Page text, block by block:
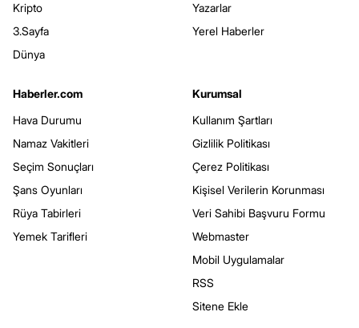
Kripto
3.Sayfa
Dünya
Yazarlar
Yerel Haberler
Haberler.com
Hava Durumu
Namaz Vakitleri
Seçim Sonuçları
Şans Oyunları
Rüya Tabirleri
Yemek Tarifleri
Kurumsal
Kullanım Şartları
Gizlilik Politikası
Çerez Politikası
Kişisel Verilerin Korunması
Veri Sahibi Başvuru Formu
Webmaster
Mobil Uygulamalar
RSS
Sitene Ekle